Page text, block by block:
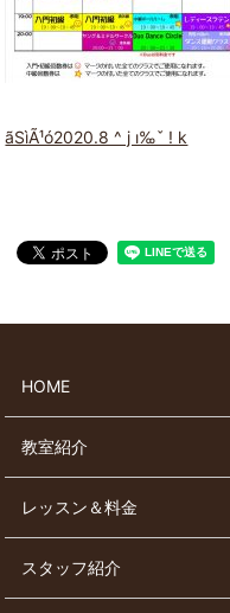
ãSìÃ¹ó2020.8 ^ j ı‰ˇ ! k
HOME
教室紹介
レッスン＆料金
スタッフ紹介